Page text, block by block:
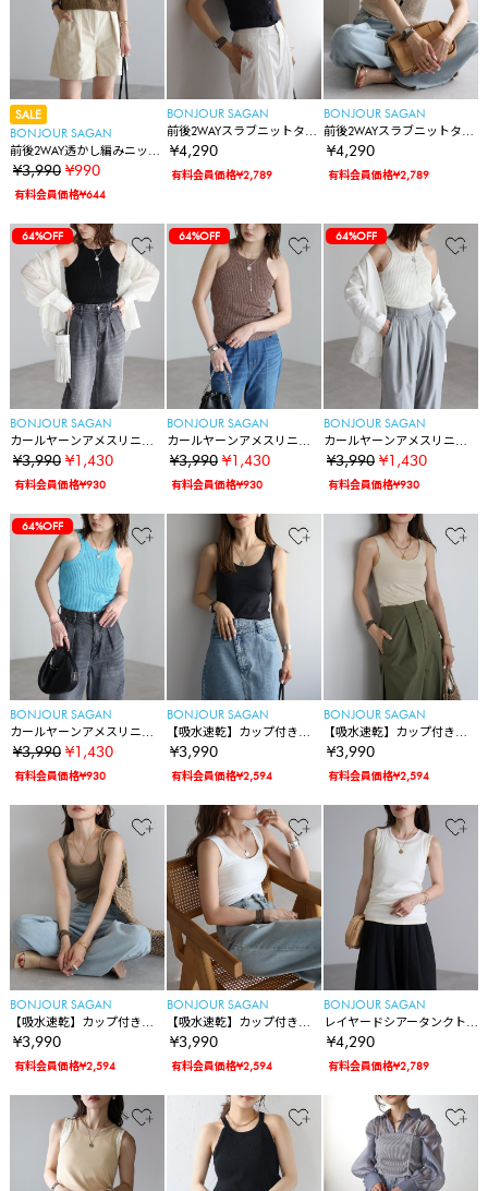
SALE
BONJOUR SAGAN
前後2WAY透かし編みニット
タンク
¥3,990 ¥990
有料会員価格¥644
BONJOUR SAGAN
前後2WAYスラブニットタン
ク
¥4,290
有料会員価格¥2,789
BONJOUR SAGAN
前後2WAYスラブニットタン
ク
¥4,290
有料会員価格¥2,789
64%OFF
BONJOUR SAGAN
カールヤーンアメスリニッ
トタンク
¥3,990 ¥1,430
有料会員価格¥930
64%OFF
BONJOUR SAGAN
カールヤーンアメスリニッ
トタンク
¥3,990 ¥1,430
有料会員価格¥930
64%OFF
BONJOUR SAGAN
カールヤーンアメスリニッ
トタンク
¥3,990 ¥1,430
有料会員価格¥930
64%OFF
BONJOUR SAGAN
カールヤーンアメスリニッ
トタンク
¥3,990 ¥1,430
有料会員価格¥930
BONJOUR SAGAN
【吸水速乾】カップ付きド
ライタッチタンクトップ
¥3,990
有料会員価格¥2,594
BONJOUR SAGAN
【吸水速乾】カップ付きド
ライタッチタンクトップ
¥3,990
有料会員価格¥2,594
BONJOUR SAGAN
【吸水速乾】カップ付きド
ライタッチタンクトップ
¥3,990
有料会員価格¥2,594
BONJOUR SAGAN
【吸水速乾】カップ付きド
ライタッチタンクトップ
¥3,990
有料会員価格¥2,594
BONJOUR SAGAN
レイヤードシアータンクト
ップ
¥4,290
有料会員価格¥2,789